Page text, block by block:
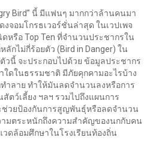
Bird” นี้ มีแฟนๆ มากกว่าล้านคนมา
จอมโกรธเวอร์ชั่นล่าสุด ในเวปเพจ
หรือ Top Ten ที่จำนวนประชากรใน
กไม่กี่ร้อยตัว (Bird in Danger) ใน
นี้ จะประกอบไปด้วย ข้อมูลประชากร
ใดในธรรมชาติ มีภัยคุกคามอะไรบ้าง
ำลาย ทำให้มันลดจำนวนลงหรือการ
ตว์เลี้ยง ฯลฯ รวมไปถึงแผนการ
ช่วยป้องกันการสูญพันธุ์หรือลดจำนวน
ามตระหนักถึงความสำคัญของนกกับคน
ดล้อมศึกษาในโรงเรียนท้องถิ่น